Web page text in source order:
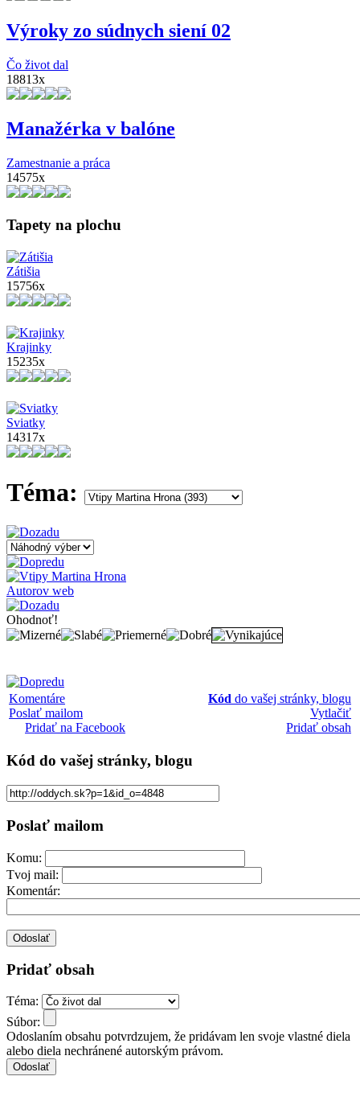
Výroky zo súdnych siení 02
Čo život dal
18813x
Manažérka v balóne
Zamestnanie a práca
14575x
Tapety na plochu
Zátišia
15756x
Krajinky
15235x
Sviatky
14317x
Téma:
Autorov web
Ohodnoť!
Komentáre
Poslať mailom
Pridať na Facebook
Kód do vašej stránky, blogu
Vytlačiť
Pridať obsah
Kód do vašej stránky, blogu
Poslať mailom
Komu:
Tvoj mail:
Komentár:
Pridať obsah
Téma:
Súbor:
Odoslaním obsahu potvrdzujem, že pridávam len svoje vlastné diela
alebo diela nechránené autorským právom.